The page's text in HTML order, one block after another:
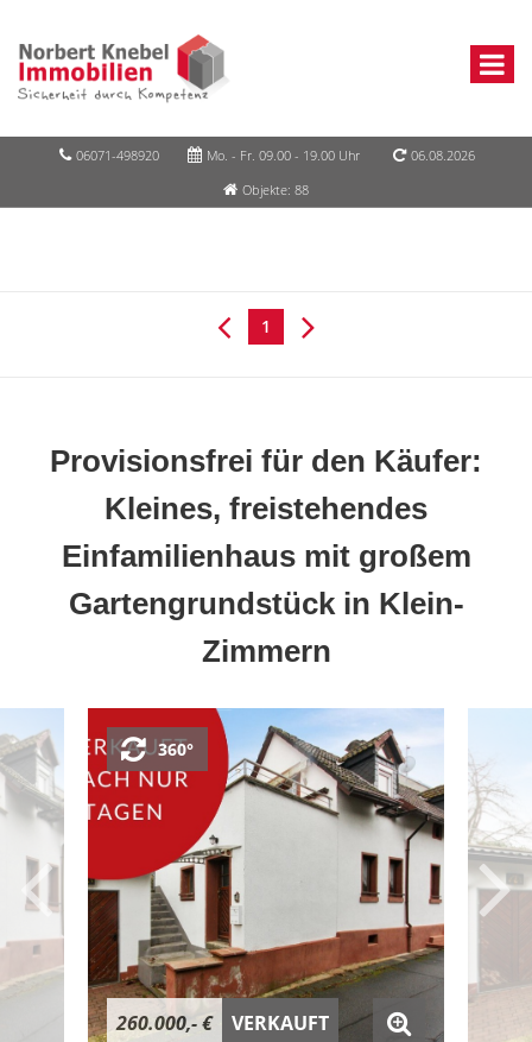
06071-498920 Mo. - Fr. 09.00 - 19.00 Uhr
06.08.2026
Objekte: 88
1
Provisionsfrei für den Käufer:
Kleines, freistehendes
Einfamilienhaus mit großem
Gartengrundstück in Klein-
Zimmern
260.000,- € VERKAUFT
360°